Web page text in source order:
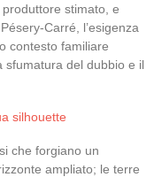
, produttore stimato, e
Carré, l’esigenza
contesto familiare
sfumatura del dubbio e il
silhouette
che forgiano un
ampliato; le terre